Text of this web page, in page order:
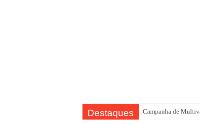
Destaques Campanha de